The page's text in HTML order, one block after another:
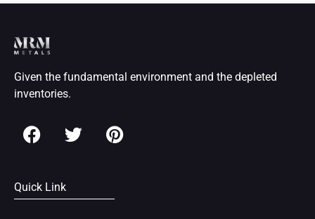
Given the fundamental environment and the depleted
inventories.
F
a
e
b
T
w
t
P
i
e
Quick Link